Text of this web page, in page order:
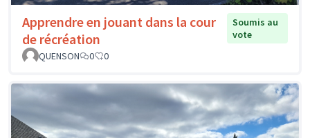
Apprendre en jouant dans la cour
de récréation
Soumis au
vote
QUENSON
0 0